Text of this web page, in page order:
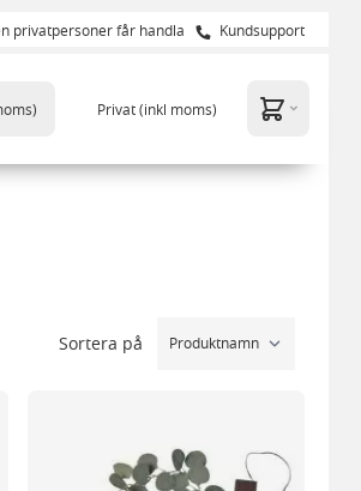
privatpersoner får handla Kundsupport
Privat(inkl moms)
Sortera på